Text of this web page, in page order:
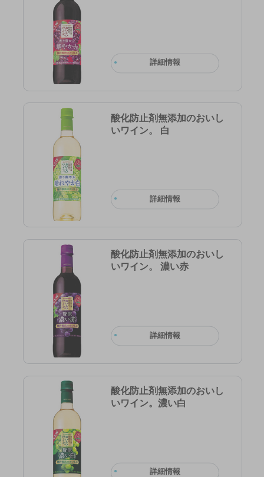
詳細情報
酸化防止剤無添加のおいし
いワイン。 白
詳細情報
酸化防止剤無添加のおいし
いワイン。 濃い赤
詳細情報
酸化防止剤無添加のおいし
いワイン。濃い白
詳細情報